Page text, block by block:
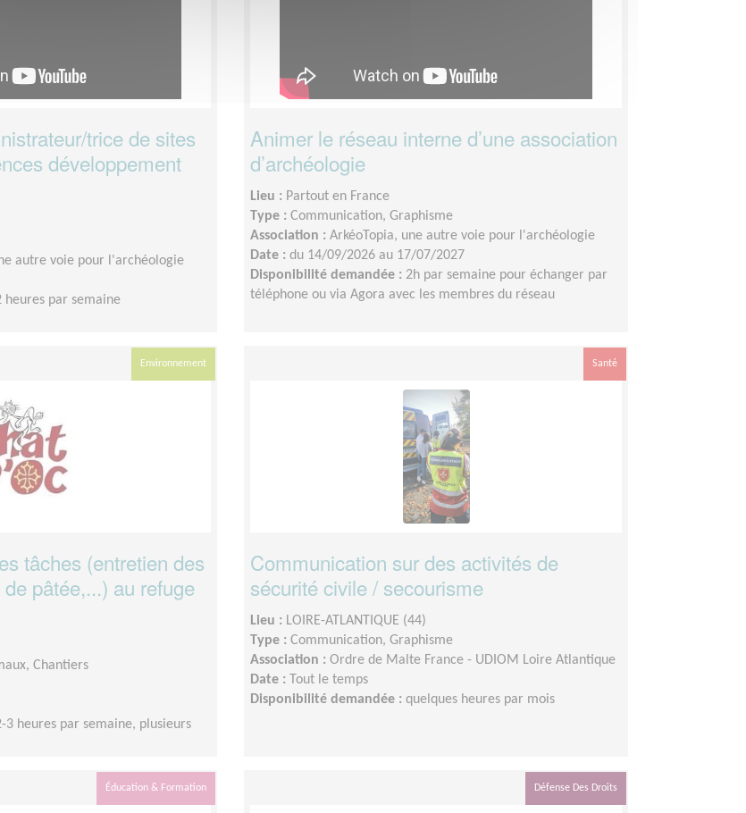
trice de sites
développement
autre voie pour l'archéologie
heures par semaine
Animer le réseau interne d’une association
d’archéologie
Lieu : Partout en France
Type : Communication, Graphisme
Association : ArkéoTopia, une autre voie pour l'archéologie
Date : du 14/09/2026 au 17/07/2027
Disponibilité demandée : 2h par semaine pour échanger par
téléphone ou via Agora avec les membres du réseau
Environnement
tâches (entretien des
pâtée,...) au refuge
Chantiers
3 heures par semaine, plusieurs
Santé
Communication sur des activités de
sécurité civile / secourisme
Lieu : LOIRE-ATLANTIQUE (44)
Type : Communication, Graphisme
Association : Ordre de Malte France - UDIOM Loire Atlantique
Date :
Tout le temps
Disponibilité demandée : quelques heures par mois
Éducation & Formation Défense Des Droits